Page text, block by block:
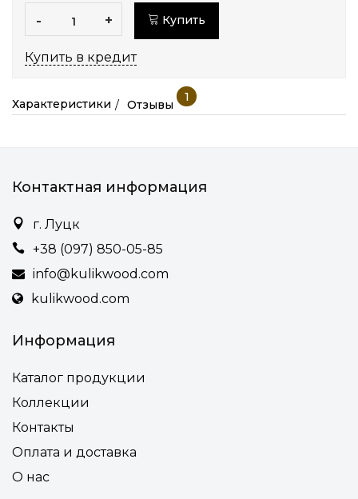
- + Купить
Купить в кредит
Характеристики Отзывы
1
Контактная информация
г. Луцк
+38 (097) 850-05-85
info@kulikwood.com
kulikwood.com
Информация
Каталог продукции
Коллекции
Контакты
Оплата и доставка
О нас